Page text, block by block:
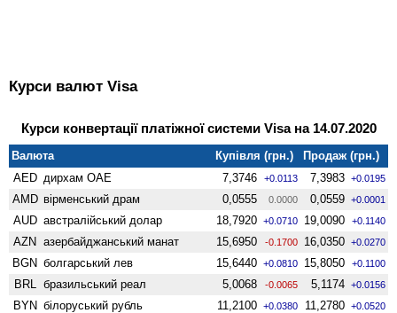
Курси валют Visa
Курси конвертації платіжної системи Visa на 14.07.2020
Валюта Купівля (грн.)
Продаж (грн.)
AED дирхам ОАЕ 7,3746 +0.0113 7,3983 +0.0195
AMD вiрменський драм 0,0555 0.0000 0,0559 +0.0001
AUD австралійський долар 18,7920 +0.0710 19,0090 +0.1140
AZN азербайджанський манат 15,6950 -0.1700 16,0350 +0.0270
BGN болгарський лев 15,6440 +0.0810 15,8050 +0.1100
BRL бразильський реал 5,0068 -0.0065 5,1174 +0.0156
BYN білоруський рубль 11,2100 +0.0380 11,2780 +0.0520